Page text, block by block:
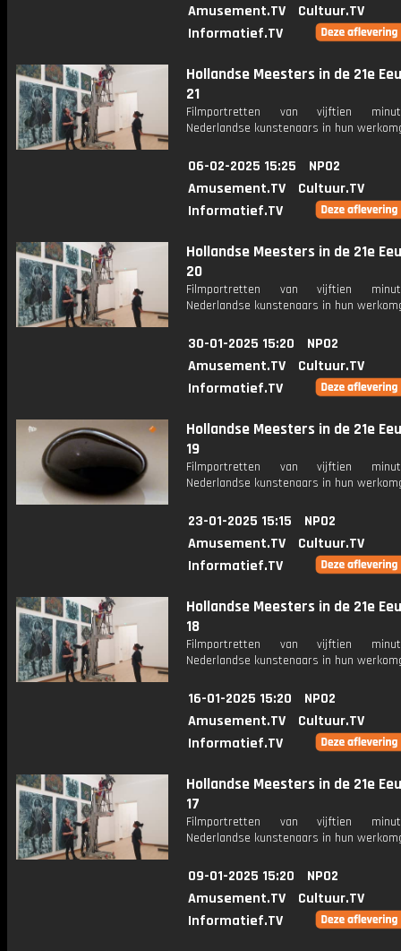
Amusement.TV
Cultuur.TV
Informatief.TV
Hollandse Meesters in de 21e
21
Filmportretten van vijftien
Nederlandse kunstenaars in hun
06-02-2025 15:25
NPO2
Amusement.TV
Cultuur.TV
Informatief.TV
Hollandse Meesters in de 21e
20
Filmportretten van vijftien
Nederlandse kunstenaars in hun
30-01-2025 15:20
NPO2
Amusement.TV
Cultuur.TV
Informatief.TV
Hollandse Meesters in de 21e
19
Filmportretten van vijftien
Nederlandse kunstenaars in hun
23-01-2025 15:15
NPO2
Amusement.TV
Cultuur.TV
Informatief.TV
Hollandse Meesters in de 21e
18
Filmportretten van vijftien
Nederlandse kunstenaars in hun
16-01-2025 15:20
NPO2
Amusement.TV
Cultuur.TV
Informatief.TV
Hollandse Meesters in de 21e
17
Filmportretten van vijftien
Nederlandse kunstenaars in hun
09-01-2025 15:20
NPO2
Amusement.TV
Cultuur.TV
Informatief.TV